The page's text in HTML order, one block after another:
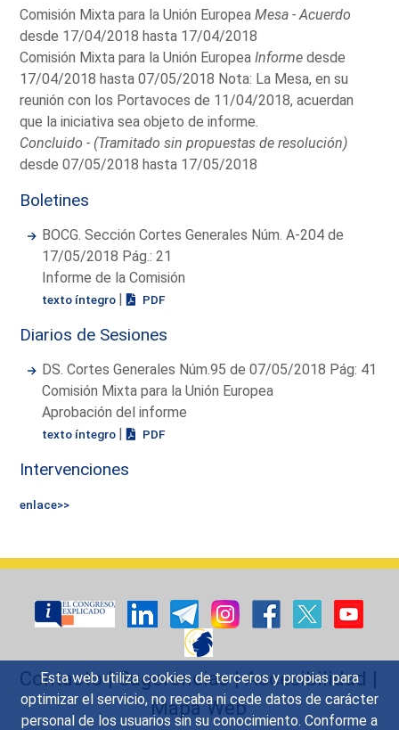
Esta web utiliza cookies de terceros y propias para
optimizar el servicio, no recaba ni cede datos de carácter
personal de los usuarios sin su conocimiento. Conforme a
Comisión Mixta para la Unión EuropeaMesa - Acuerdo
desde 17/04/2018 hasta 17/04/2018
Comisión Mixta para la Unión EuropeaInforme desde
17/04/2018 hasta 07/05/2018 Nota: La Mesa, en su
reunión con los Portavoces de 11/04/2018, acuerdan
que la iniciativa sea objeto de informe.
Concluido - (Tramitado sin propuestas de resolución)
desde 07/05/2018 hasta 17/05/2018
Boletines
BOCG. Sección Cortes Generales Núm. A-204 de
17/05/2018 Pág.: 21
Informe de la Comisión
texto íntegro | PDF
Diarios de Sesiones
DS. Cortes Generales Núm.95 de 07/05/2018 Pág: 41
Comisión Mixta para la Unión Europea
Aprobación del informe
texto íntegro | PDF
Intervenciones
enlace>>
Contacto|Sugerencias|Accesibilidad |
Mapa Web